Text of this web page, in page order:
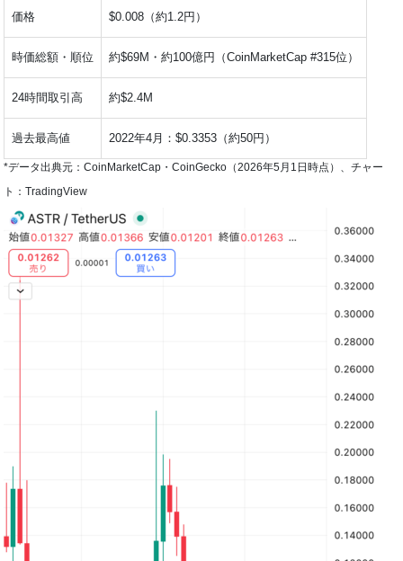
価格 $0.008（約1.2円）
時価総額・順位 約$69M・約100億円（CoinMarketCap #315位）
24時間取引高 約$2.4M
過去最高値 2022年4月：$0.3353（約50円）
*データ出典元：CoinMarketCap・CoinGecko（2026年5月1日時点）、チャー
ト：TradingView